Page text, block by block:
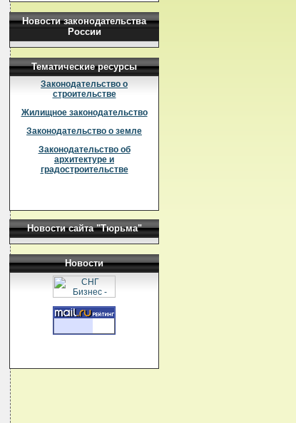
Новости законодательства
России
Тематические ресурсы
Законодательство о
строительстве
Жилищное законодательство
Законодательство о земле
Законодательство об
архитектуре и
градостроительстве
Новости сайта "Тюрьма"
Новости